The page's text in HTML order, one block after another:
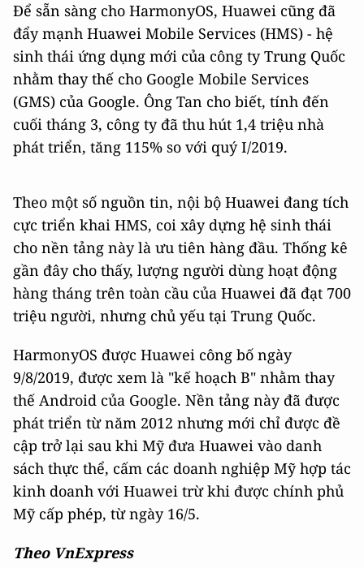
Để sẵn sàng cho HarmonyOS, Huawei cũng đã
đẩy mạnh Huawei Mobile Services (HMS) - hệ
sinh thái ứng dụng mới của công ty Trung Quốc
nhằm thay thế cho Google Mobile Services
(GMS) của Google. Ông Tan cho biết, tính đến
cuối tháng 3, công ty đã thu hút 1,4 triệu nhà
phát triển, tăng 115% so với quý I/2019.
Theo một số nguồn tin, nội bộ Huawei đang tích
cực triển khai HMS, coi xây dựng hệ sinh thái
cho nền tảng này là ưu tiên hàng đầu. Thống kê
gần đây cho thấy, lượng người dùng hoạt động
hàng tháng trên toàn cầu của Huawei đã đạt 700
triệu người, nhưng chủ yếu tại Trung Quốc.
HarmonyOS được Huawei công bố ngày
9/8/2019, được xem là "kế hoạch B" nhằm thay
thế Android của Google. Nền tảng này đã được
phát triển từ năm 2012 nhưng mới chỉ được đề
cập trở lại sau khi Mỹ đưa Huawei vào danh
sách thực thể, cấm các doanh nghiệp Mỹ hợp tác
kinh doanh với Huawei trừ khi được chính phủ
Mỹ cấp phép, từ ngày 16/5.
Theo VnExpress